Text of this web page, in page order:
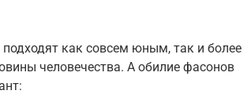
как совсем юным, так и более
человечества. А обилие фасонов